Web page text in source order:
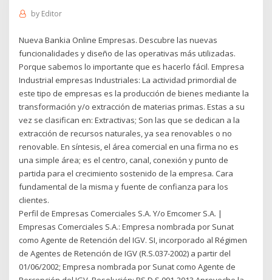
by Editor
Nueva Bankia Online Empresas. Descubre las nuevas
funcionalidades y diseño de las operativas más utilizadas.
Porque sabemos lo importante que es hacerlo fácil. Empresa
Industrial empresas Industriales: La actividad primordial de
este tipo de empresas es la producción de bienes mediante la
transformación y/o extracción de materias primas. Estas a su
vez se clasifican en: Extractivas; Son las que se dedican a la
extracción de recursos naturales, ya sea renovables o no
renovable. En síntesis, el área comercial en una firma no es
una simple área; es el centro, canal, conexión y punto de
partida para el crecimiento sostenido de la empresa. Cara
fundamental de la misma y fuente de confianza para los
clientes.
Perfil de Empresas Comerciales S.A. Y/o Emcomer S.A. |
Empresas Comerciales S.A.: Empresa nombrada por Sunat
como Agente de Retención del IGV. SI, incorporado al Régimen
de Agentes de Retención de IGV (R.S.037-2002) a partir del
01/06/2002; Empresa nombrada por Sunat como Agente de